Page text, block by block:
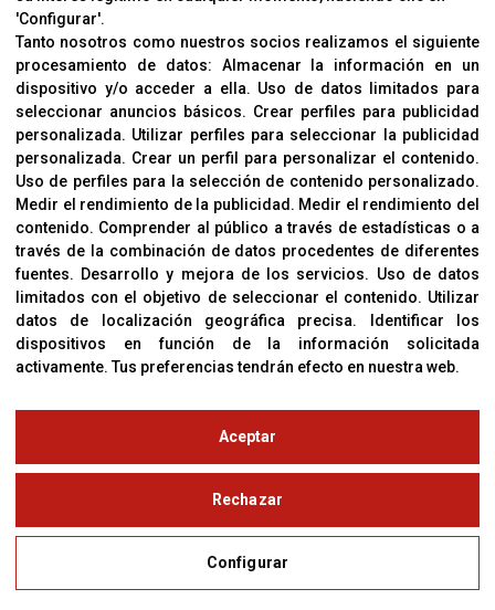
Aviso Legal
Sobre Nosotros
Cookies
Política De Privacidad
OFICINAS
C/ Coneixement 5, 08850
CONTACTO
T. (+34) 93 638 38 60
Email: corver@corver.es
© Copyright 2019
'Configurar'.
Tanto nosotros como nuestros socios realizamos el siguiente
procesamiento de datos: Almacenar la información en un
dispositivo y/o acceder a ella. Uso de datos limitados para
seleccionar anuncios básicos. Crear perfiles para publicidad
personalizada. Utilizar perfiles para seleccionar la publicidad
personalizada. Crear un perfil para personalizar el contenido.
Uso de perfiles para la selección de contenido personalizado.
Medir el rendimiento de la publicidad . Medir el rendimiento del
contenido. Comprender al público a través de estadísticas o a
través de la combinación de datos procedentes de diferentes
fuentes. Desarrollo y mejora de los servicios. Uso de datos
limitados con el objetivo de seleccionar el contenido. Utilizar
datos de localización geográfica precisa.
Identificar los
dispositivos en función de la información solicitada
activamente.Tus preferencias tendrán efecto en nuestra web.
Configurar
Rechazar
Aceptar
Aviso Legal